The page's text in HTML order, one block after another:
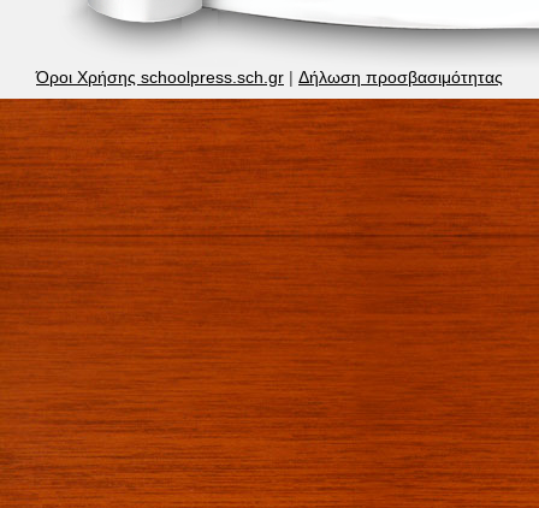
Όροι Χρήσης schoolpress.sch.gr | Δήλωση προσβασιμότητας